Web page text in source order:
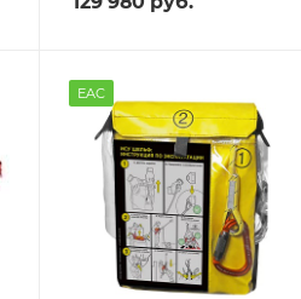
EAC